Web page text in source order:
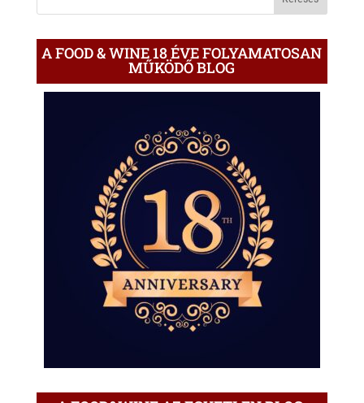
A FOOD & WINE 18 ÉVE FOLYAMATOSAN
MŰKÖDŐ BLOG